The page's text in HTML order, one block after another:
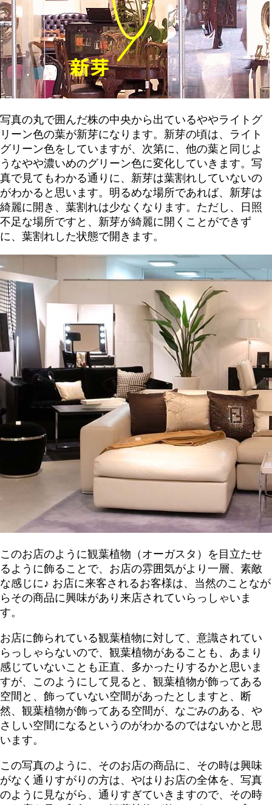
写真の丸で囲んだ株の中央から出ているややライトグ
リーン色の葉が新芽になります。新芽の頃は、ライト
グリーン色をしていますが、次第に、他の葉と同じよ
うなやや濃いめのグリーン色に変化していきます。写
真で見てもわかる通りに、新芽は葉割れしていないの
がわかると思います。明るめな場所であれば、新芽は
綺麗に開き、葉割れは少なくなります。ただし、日照
不足な場所ですと、新芽が綺麗に開くことができず
に、葉割れした状態で開きます。
このお店のように観葉植物（オーガスタ）を目立たせ
るように飾ることで、お店の雰囲気がより一層、素敵
な感じに♪ お店に来客されるお客様は、当然のことなが
らその商品に興味があり来店されていらっしゃいま
す。
お店に飾られている観葉植物に対して、意識されてい
らっしゃらないので、観葉植物があることも、あまり
感じていないことも正直、多かったりするかと思いま
すが、このようにして見ると、観葉植物が飾ってある
空間と、飾っていない空間があったとしますと、断
然、観葉植物が飾ってある空間が、なごみのある、や
さしい空間になるというのがわかるのではないかと思
います。
この写真のように、そのお店の商品に、その時は興味
がなく通りすがりの方は、やはりお店の全体を、写真
のように見ながら、通りすぎていきますので、その時